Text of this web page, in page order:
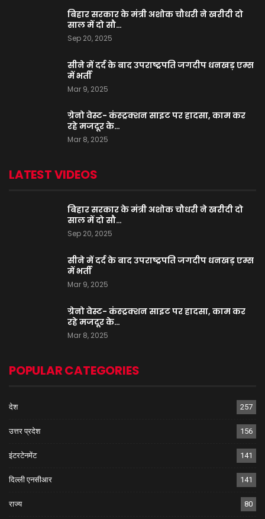
बिहार सरकार के मंत्री अशोक चौधरी ने खरीदी दो
साल में दो सौ…
Sep 20, 2025
सीने में दर्द के बाद उपराष्ट्रपति जगदीप धनखड़ एम्स
में भर्ती
Mar 9, 2025
ग्रेनो वेस्ट- कंस्ट्रक्शन साइट पर हादसा, काम कर
रहे मजदूर के…
Mar 8, 2025
LATEST VIDEOS
बिहार सरकार के मंत्री अशोक चौधरी ने खरीदी दो
साल में दो सौ…
Sep 20, 2025
सीने में दर्द के बाद उपराष्ट्रपति जगदीप धनखड़ एम्स
में भर्ती
Mar 9, 2025
ग्रेनो वेस्ट- कंस्ट्रक्शन साइट पर हादसा, काम कर
रहे मजदूर के…
Mar 8, 2025
POPULAR CATEGORIES
देश 257
उत्तर प्रदेश 156
इंटरटेनमेंट 141
दिल्ली एनसीआर 141
राज्य 80